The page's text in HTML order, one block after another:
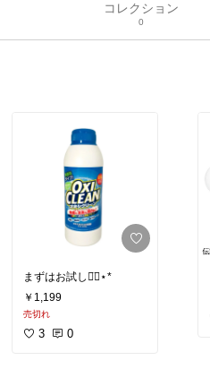
コレクション
0
まずはお試し◡̈⃝︎⋆︎*
￥1,199
売切れ
3 0